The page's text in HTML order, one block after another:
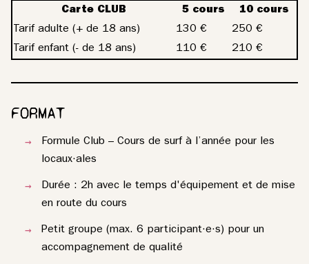
Carte CLUB 5 cours
10 cours
Tarif adulte (+ de 18 ans)
130 €
250 €
Tarif enfant (- de 18 ans)
110 € 210 €
FORMAT
Formule Club – Cours de surf à l’année pour les
locaux·ales
Durée : 2h avec le temps d'équipement et de mise
en route du cours
Petit groupe (max. 6 participant·e·s) pour un
accompagnement de qualité